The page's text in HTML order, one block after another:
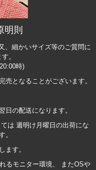
明則
、細かいサイズ等のご質問に
。
時)
となることがございます。
日の配送になります。
は 週明け月曜日の出荷にな
。
ます。
るモニター環境、 またOSや